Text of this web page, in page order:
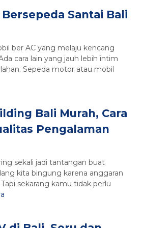
Santai Bali
ber AC yang melaju kencang
cara lain yang jauh lebih intim
Sepeda motor atau mobil
Bali Murah, Cara
Pengalaman
sekali jadi tantangan buat
kita bingung karena anggaran
sekarang kamu tidak perlu